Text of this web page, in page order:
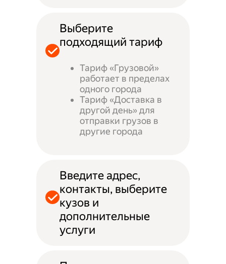
Выберите
подходящий тариф
Тариф «Грузовой»
работает в пределах
одного города
Тариф «Доставка в
другой день» для
отправки грузов в
другие города
Введите адрес,
контакты, выберите
кузов и
дополнительные
услуги